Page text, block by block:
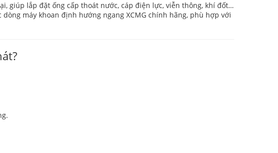
giúp lắp đặt ống cấp thoát nước, cáp điện lực, viễn thông, khí đốt…
dòng máy khoan định hướng ngang XCMG chính hãng, phù hợp với